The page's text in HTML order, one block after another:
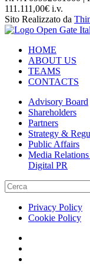
111.111,00€ i.v.
Sito Realizzato da
HOME
ABOUT US
TEAMS
CONTACTS
Advisory Board
Shareholders
Partners
Strategy &
Public Affairs
Media
Digital PR
Privacy Policy
Cookie Policy